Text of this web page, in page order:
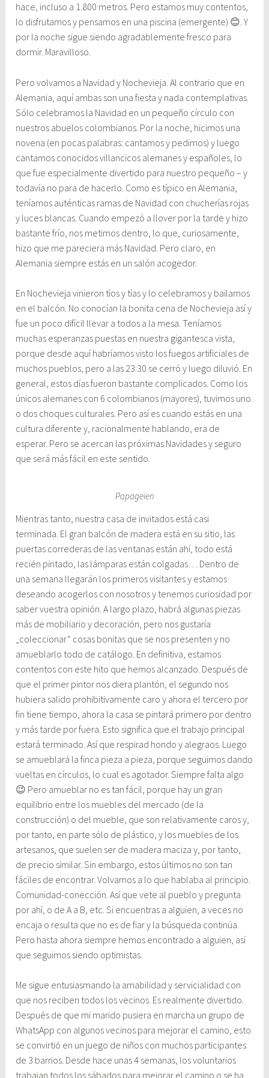
hace, incluso a 1.800 metros. Pero estamos muy contentos,
lo disfrutamos y pensamos en una piscina (emergente) 😊. Y
por la noche sigue siendo agradablemente fresco para
dormir. Maravilloso.
Pero volvamos a Navidad y Nochevieja. Al contrario que en
Alemania, aquí ambas son una fiesta y nada contemplativas.
Sólo celebramos la Navidad en un pequeño círculo con
nuestros abuelos colombianos. Por la noche, hicimos una
novena (en pocas palabras: cantamos y pedimos) y luego
cantamos conocidos villancicos alemanes y españoles, lo
que fue especialmente divertido para nuestro pequeño – y
todavía no para de hacerlo. Como es típico en Alemania,
teníamos auténticas ramas de Navidad con chucherías rojas
y luces blancas. Cuando empezó a llover por la tarde y hizo
bastante frío, nos metimos dentro, lo que, curiosamente,
hizo que me pareciera más Navidad. Pero claro, en
Alemania siempre estás en un salón acogedor.
En Nochevieja vinieron tíos y tías y lo celebramos y bailamos
en el balcón. No conocían la bonita cena de Nochevieja así y
fue un poco difícil llevar a todos a la mesa. Teníamos
muchas esperanzas puestas en nuestra gigantesca vista,
porque desde aquí habríamos visto los fuegos artificiales de
muchos pueblos, pero a las 23:30 se cerró y luego diluvió. En
general, estos días fueron bastante complicados. Como los
únicos alemanes con 6 colombianos (mayores), tuvimos uno
o dos choques culturales. Pero así es cuando estás en una
cultura diferente y, racionalmente hablando, era de
esperar. Pero se acercan las próximas Navidades y seguro
que será más fácil en este sentido.
Papageien
Mientras tanto, nuestra casa de invitados está casi
terminada. El gran balcón de madera está en su sitio, las
puertas correderas de las ventanas están ahí, todo está
recién pintado, las lámparas están colgadas… Dentro de
una semana llegarán los primeros visitantes y estamos
deseando acogerlos con nosotros y tenemos curiosidad por
saber vuestra opinión. A largo plazo, habrá algunas piezas
más de mobiliario y decoración, pero nos gustaría
„coleccionar“ cosas bonitas que se nos presenten y no
amueblarlo todo de catálogo. En definitiva, estamos
contentos con este hito que hemos alcanzado. Después de
que el primer pintor nos diera plantón, el segundo nos
hubiera salido prohibitivamente caro y ahora el tercero por
fin tiene tiempo, ahora la casa se pintará primero por dentro
y más tarde por fuera. Esto significa que el trabajo principal
estará terminado. Así que respirad hondo y alegraos. Luego
se amueblará la finca pieza a pieza, porque seguimos dando
vueltas en círculos, lo cual es agotador. Siempre falta algo
😉 Pero amueblar no es tan fácil, porque hay un gran
equilibrio entre los muebles del mercado (de la
construcción) o del mueble, que son relativamente caros y,
por tanto, en parte sólo de plástico, y los muebles de los
artesanos, que suelen ser de madera maciza y, por tanto,
de precio similar. Sin embargo, estos últimos no son tan
fáciles de encontrar. Volvamos a lo que hablaba al principio.
Comunidad-conección. Así que vete al pueblo y pregunta
por ahí, o de A a B, etc. Si encuentras a alguien, a veces no
encaja o resulta que no es de fiar y la búsqueda continúa.
Pero hasta ahora siempre hemos encontrado a alguien, así
que seguimos siendo optimistas.
Me sigue entusiasmando la amabilidad y servicialidad con
que nos reciben todos los vecinos. Es realmente divertido.
Después de que mi marido pusiera en marcha un grupo de
WhatsApp con algunos vecinos para mejorar el camino, esto
se convirtió en un juego de niños con muchos participantes
de 3 barrios. Desde hace unas 4 semanas, los voluntarios
trabajan todos los sábados para mejorar el camino o se ha